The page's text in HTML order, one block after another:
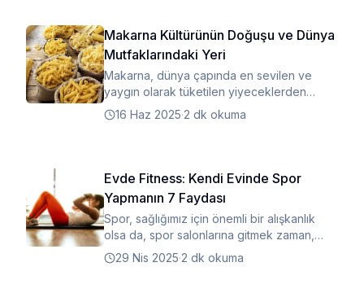
Makarna Kültürünün Doğuşu ve Dünya
Mutfaklarındaki Yeri
Makarna, dünya çapında en sevilen ve
yaygın olarak tüketilen yiyeceklerden
biridir.
16 Haz 2025·2 dk okuma
Evde Fitness: Kendi Evinde Spor
Yapmanın 7 Faydası
Spor, sağlığımız için önemli bir alışkanlık
olsa da, spor salonlarına gitmek zaman,
maddi kaynaklar ve bazen de motivasyon
gerektirebilir.
29 Nis 2025·2 dk okuma